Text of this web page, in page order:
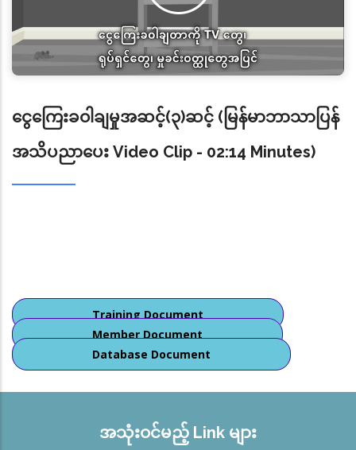
ငွေကြေးခဝါချမှုအဆင့်(၃)ဆင့် (မြန်မာဘာသာပြန်
အသိပညာပေး Video Clip - 02:14 Minutes)
Training Document
Member Document
Database Document
အသုံးဝင်မည့် Link များ